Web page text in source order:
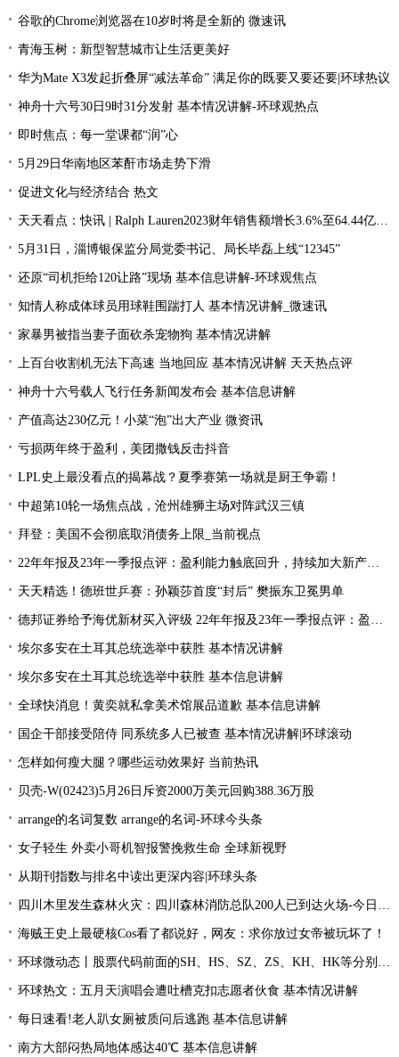
谷歌的Chrome浏览器在10岁时将是全新的 微速讯
青海玉树：新型智慧城市让生活更美好
华为Mate X3发起折叠屏“减法革命” 满足你的既要又要还要|环球热议
神舟十六号30日9时31分发射 基本情况讲解-环球观热点
即时焦点：每一堂课都“润”心
5月29日华南地区苯酐市场走势下滑
促进文化与经济结合 热文
天天看点：快讯 | Ralph Lauren2023财年销售额增长3.6%至64.44亿美元
5月31日，淄博银保监分局党委书记、局长毕磊上线“12345”
还原“司机拒给120让路”现场 基本信息讲解-环球观焦点
知情人称成体球员用球鞋围踹打人 基本情况讲解_微速讯
家暴男被指当妻子面砍杀宠物狗 基本情况讲解
上百台收割机无法下高速 当地回应 基本情况讲解 天天热点评
神舟十六号载人飞行任务新闻发布会 基本信息讲解
产值高达230亿元！小菜“泡”出大产业 微资讯
亏损两年终于盈利，美团撒钱反击抖音
LPL史上最没看点的揭幕战？夏季赛第一场就是厨王争霸！
中超第10轮一场焦点战，沧州雄狮主场对阵武汉三镇
拜登：美国不会彻底取消债务上限_当前视点
22年年报及23年一季报点评：盈利能力触底回升，持续加大新产品研发
天天精选！德班世乒赛：孙颖莎首度“封后” 樊振东卫冕男单
德邦证券给予海优新材买入评级 22年年报及23年一季报点评：盈利能力触底回升 持续加大新产品研发
埃尔多安在土耳其总统选举中获胜 基本情况讲解
埃尔多安在土耳其总统选举中获胜 基本信息讲解
全球快消息！黄奕就私拿美术馆展品道歉 基本信息讲解
国企干部接受陪侍 同系统多人已被查 基本情况讲解|环球滚动
怎样如何瘦大腿？哪些运动效果好 当前热讯
贝壳-W(02423)5月26日斥资2000万美元回购388.36万股
arrange的名词复数 arrange的名词-环球今头条
女子轻生 外卖小哥机智报警挽救生命 全球新视野
从期刊指数与排名中读出更深内容|环球头条
四川木里发生森林火灾：四川森林消防总队200人已到达火场-今日关注
海贼王史上最硬核Cos看了都说好，网友：求你放过女帝被玩坏了！
环球微动态丨股票代码前面的SH、HS、SZ、ZS、KH、HK等分别是什么意思？
环球热文：五月天演唱会遭吐槽克扣志愿者伙食 基本情况讲解
每日速看!老人趴女厕被质问后逃跑 基本信息讲解
南方大部闷热局地体感达40℃ 基本信息讲解